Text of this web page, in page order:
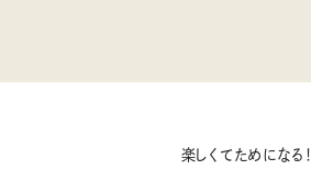
楽しくてためになる！